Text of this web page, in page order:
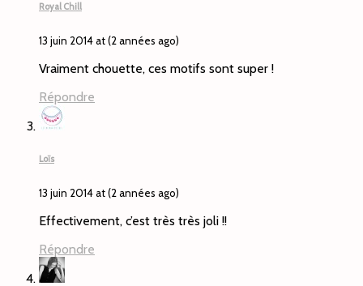
Royal Chill
13 juin 2014 at (2 années ago)
Vraiment chouette, ces motifs sont super !
Répondre
Loïs
13 juin 2014 at (2 années ago)
Effectivement, c’est très très joli !!
Répondre